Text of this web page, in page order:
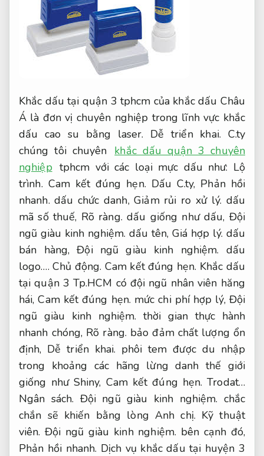
Khắc dấu tại quận 3 tphcm của khắc dấu Châu
Á là đơn vị chuyên nghiệp trong lĩnh vực khắc
dấu cao su bằng laser. Dễ triển khai. C.ty
chúng tôi chuyên khắc dấu quận 3 chuyên
nghiệp tphcm với các loại mực dấu như: Lộ
trình. Cam kết đúng hẹn. Dấu C.ty, Phản hồi
nhanh. dấu chức danh,Giảm rủi ro xử lý. dấu
mã số thuế, Rõ ràng. dấu giống như dấu, Đội
ngũ giàu kinh nghiệm. dấu tên,Giá hợp lý. dấu
bán hàng,Đội ngũ giàu kinh nghiệm. dấu
logo….Chủ động. Cam kết đúng hẹn. Khắc dấu
tại quận 3 Tp.HCM có đội ngũ nhân viên hăng
hái,Cam kết đúng hẹn. mức chi phí hợp lý, Đội
ngũ giàu kinh nghiệm. thời gian thực hành
nhanh chóng, Rõ ràng. bảo đảm chất lượng ổn
định, Dễ triển khai. phôi tem được du nhập
trong khoảng các hãng lừng danh thế giới
giống như Shiny, Cam kết đúng hẹn. Trodat…
Ngân sách. Đội ngũ giàu kinh nghiệm. chắc
chắn sẽ khiến bằng lòng Anh chị. Kỹ thuật
viên. Đội ngũ giàu kinh nghiệm. bên cạnh đó,
Phản hồi nhanh. Dịch vụ khắc dấu tại huyện 3